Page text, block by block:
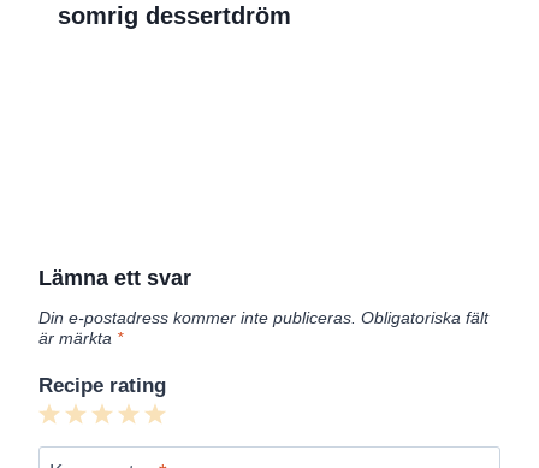
somrig dessertdröm
Lämna ett svar
Din e-postadress kommer inte publiceras. Obligatoriska fält
är märkta *
Recipe rating
5
4
3
2
1